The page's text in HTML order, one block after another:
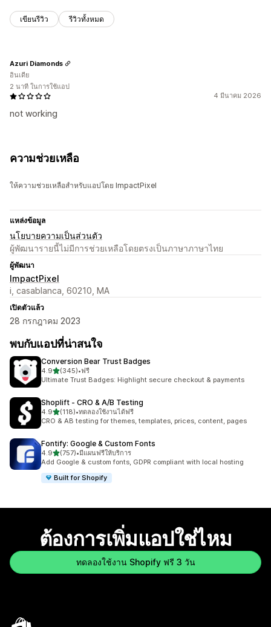
เขียนรีวิว รีวิวทั้งหมด
4 มีนาคม 2026
not working
Azuri Diamonds
อินเดีย
2 นาที ในการใช้แอป
ความช่วยเหลือ
ให้ความช่วยเหลือสำหรับแอปโดย ImpactPixel
แหล่งข้อมูล
นโยบายความเป็นส่วนตัว
ผู้พัฒนารายนี้ไม่มีการช่วยเหลือโดยตรงเป็นภาษาภาษาไทย
ผู้พัฒนา
ImpactPixel
i, casablanca, 60210, MA
เปิดตัวแล้ว
28 กรกฎาคม 2023
พบกับแอปที่น่าสนใจ
Conversion Bear Trust Badges
4.9เต็ม 5 ดาว
(345)
ทั้งหมด 345 รีวิว
•ฟรี
Ultimate Trust Badges: Highlight secure checkout & payments
Shoplift ‑ CRO & A/B Testing
4.9เต็ม 5 ดาว
(118)
ทั้งหมด 118 รีวิว
•ทดลองใช้งานได้ฟรี
CRO & AB testing for themes, templates, prices, content, pages
Fontify: Google & Custom Fonts
4.9เต็ม 5 ดาว
(757)
ทั้งหมด 757 รีวิว
•มีแผนฟรีให้บริการ
Add Google & custom fonts, GDPR compliant with local hosting
Built for Shopify
ต้องการเพิ่มแอปใช่ไหม
ทดลองใช้งาน Shopify ฟรี 3 วัน